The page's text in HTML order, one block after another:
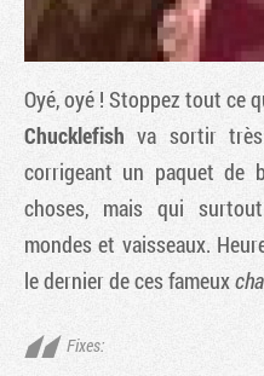
Oyé, oyé ! Stoppez tout ce
Chucklefish va sortir
corrigeant un paquet de
choses, mais qui
mondes et vaisseaux.
le dernier de ces fameux
Fixes: